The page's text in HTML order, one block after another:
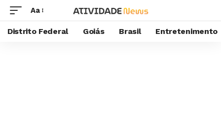
Aa
Distrito Federal Goiás Brasil Entretenimento